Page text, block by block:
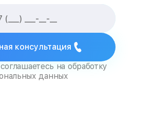
консультация
на обработку
данных